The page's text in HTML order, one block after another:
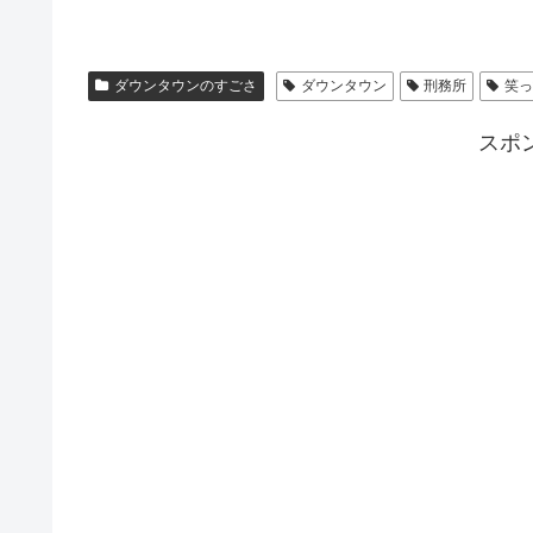
ダウンタウンのすごさ ダウンタウン 刑務所 笑
スポ